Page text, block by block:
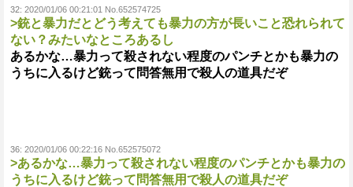
32: 2020/01/06 00:21:01 No.652574725
>銃と暴力だとどう考えても暴力の方が長いこと恐れられて
ない？みたいなところあるし
あるかな…暴力って殺されない程度のパンチとかも暴力の
うちに入るけど銃って問答無用で殺人の道具だぞ
36: 2020/01/06 00:22:16 No.652575072
>あるかな…暴力って殺されない程度のパンチとかも暴力の
うちに入るけど銃って問答無用で殺人の道具だぞ